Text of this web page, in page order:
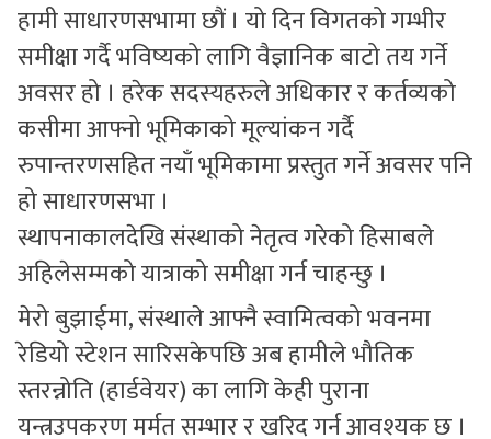
हामी साधारणसभामा छौं । यो दिन विगतको गम्भीर
समीक्षा गर्दै भविष्यको लागि वैज्ञानिक बाटो तय गर्ने
अवसर हो । हरेक सदस्यहरुले अधिकार र कर्तव्यको
कसीमा आफ्नो भूमिकाको मूल्यांकन गर्दै
रुपान्तरणसहित नयाँ भूमिकामा प्रस्तुत गर्ने अवसर पनि
हो साधारणसभा ।
स्थापनाकालदेखि संस्थाको नेतृत्व गरेको हिसाबले
अहिलेसम्मको यात्राको समीक्षा गर्न चाहन्छु ।
मेरो बुझाईमा, संस्थाले आफ्नै स्वामित्वको भवनमा
रेडियो स्टेशन सारिसकेपछि अब हामीले भौतिक
स्तरन्नोति (हार्डवेयर) का लागि केही पुराना
यन्त्रउपकरण मर्मत सम्भार र खरिद गर्न आवश्यक छ ।